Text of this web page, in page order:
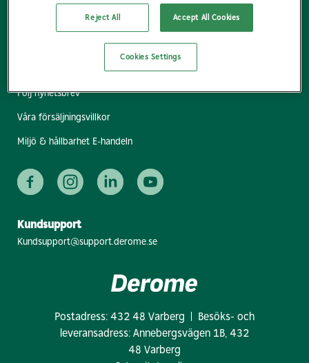
Hitta kontaktpersoner
Hitta bygg- & industrihandel
Följ nyhetsbrev
Våra försäljningsvillkor
Miljö & hållbarhet E-handeln
Kundsupport
Kundsupport@support.derome.se
Postadress: 432 48 Varberg | Besöks- och
leveransadress: Annebergsvägen 1B, 432
48 Varberg
Reject All Accept All Cookies
Cookies Settings